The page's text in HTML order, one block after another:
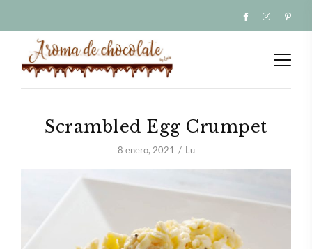
Scrambled Egg Crumpet
8 enero, 2021 Lu